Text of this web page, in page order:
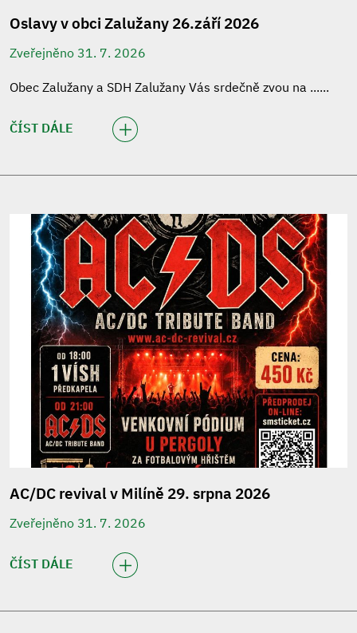
Oslavy v obci Zalužany 26.září 2026
Zveřejněno 31. 7. 2026
Obec Zalužany a SDH Zalužany Vás srdečně zvou na ......
ČÍST DÁLE
AC/DC revival v Milíně 29. srpna 2026
Zveřejněno 31. 7. 2026
ČÍST DÁLE